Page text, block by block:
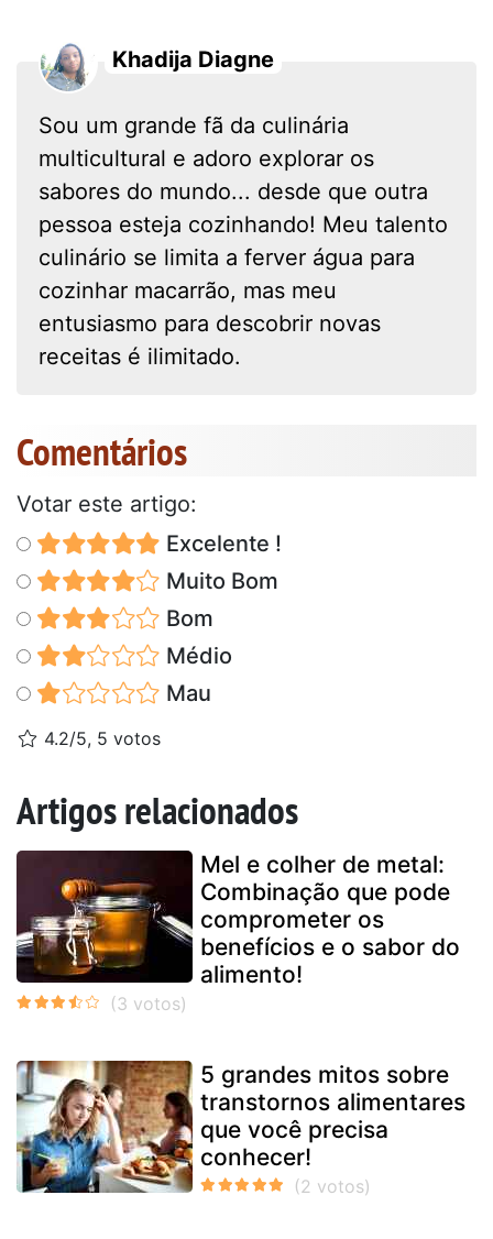
Khadija Diagne
Sou um grande fã da culinária
multicultural e adoro explorar os
sabores do mundo... desde que outra
pessoa esteja cozinhando! Meu talento
culinário se limita a ferver água para
cozinhar macarrão, mas meu
entusiasmo para descobrir novas
receitas é ilimitado.
Comentários
Votar este artigo:
Excelente !
Muito Bom
Bom
Médio
Mau
4.2/5, 5 votos
Artigos relacionados
Mel e colher de metal:
Combinação que pode
comprometer os
benefícios e o sabor do
alimento!
5 grandes mitos sobre
transtornos alimentares
que você precisa
conhecer!